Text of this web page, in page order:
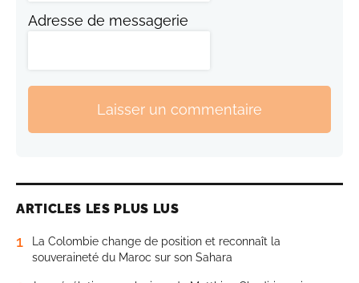
Adresse de messagerie
Laisser un commentaire
ARTICLES LES PLUS LUS
1
La Colombie change de position et reconnaît la
souveraineté du Maroc sur son Sahara